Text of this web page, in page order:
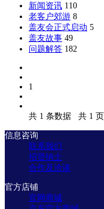
新闻资讯 110
老客户郊游 8
盖友会正式启动 5
盖友故事 49
问题解答 182
1
共 1 条数据 共 1 页
信息咨询
联系我们
招贤纳士
合作及洽谈
官方店铺
官网商城